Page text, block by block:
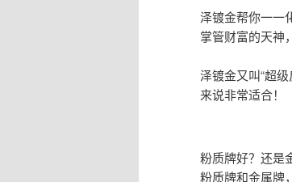
泽镀金帮你一一
掌管财富的天神
泽镀金又叫“超
来说非常适合！
粉‮牌质‬和金属牌，区别在于不同‮用的‬料、不同‮制的‬作工艺。2500年之前，金属佛‮制牌‬作